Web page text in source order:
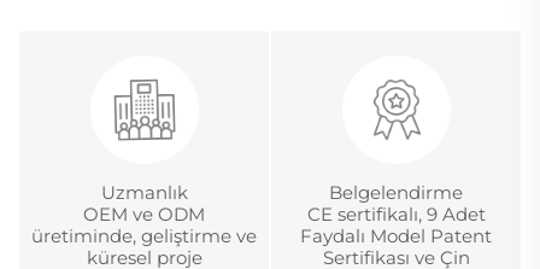
Uzmanlık
OEM ve ODM
üretiminde, geliştirme ve
küresel proje
Belgelendirme
CE sertifikalı, 9 Adet
Faydalı Model Patent
Sertifikası ve Çin